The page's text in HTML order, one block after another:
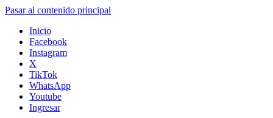
Pasar al contenido principal
Inicio
Facebook
Instagram
X
TikTok
WhatsApp
Youtube
Ingresar